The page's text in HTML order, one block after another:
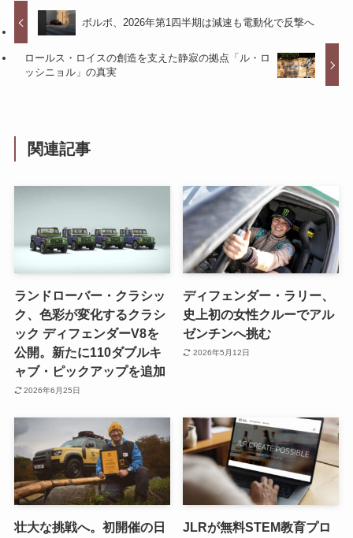
ボルボ、2026年第1四半期は減速も電動化で反撃へ
ロールス・ロイスの創造を支えた静寂の拠点「ル・ロ
ッシニョル」の真実
関連記事
ランドローバー・クラシッ
ク、色彩が変化するクラシ
ック ディフェンダーV8を
公開。新たに110ダブルキ
ャブ・ピックアップを追加
2026年6月25日
ディフェンダー・ラリー、
史上初の女性クルーでアル
ゼンチンへ挑む
2026年5月12日
壮大な挑戦へ。初開催の日
JLRが無料STEM教育プロ